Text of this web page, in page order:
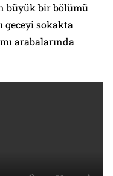
büyük bir bölümü
geceyi sokakta
arabalarında